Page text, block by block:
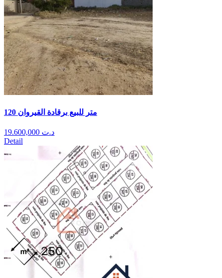
120 متر للبيع برقادة القيروان
د.ت
Detail